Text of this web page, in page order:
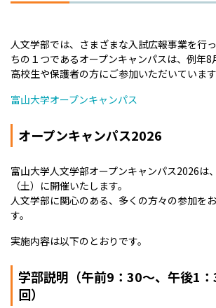
人文学部では、さまざまな入試広報事業を行
ちの１つであるオープンキャンパスは、例年8
高校生や保護者の方にご参加いただいています
富山大学オープンキャンパス
オープンキャンパス2026
富山大学人文学部オープンキャンパス2026は
（土）に開催いたします。
人文学部に関心のある、多くの方々の参加を
す。
実施内容は以下のとおりです。
学部説明（午前9：30～、午後1
回）